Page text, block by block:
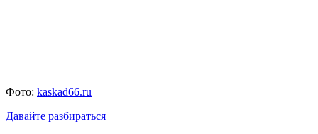
Фото: kaskad66.ru
Давайте разбираться